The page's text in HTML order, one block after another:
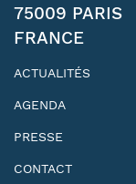
75009 PARIS
FRANCE
ACTUALITÉS
AGENDA
PRESSE
CONTACT